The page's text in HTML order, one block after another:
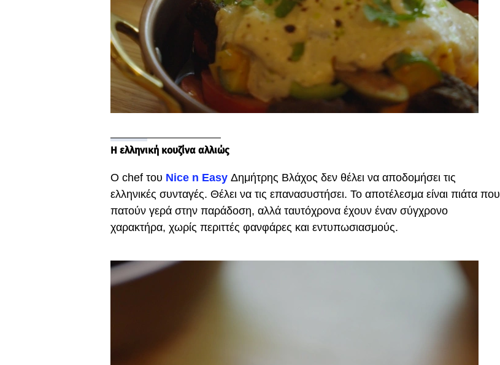
Η ελληνική κουζίνα αλλιώς
Ο chef του Nice n Easy Δημήτρης Βλάχος δεν θέλει να αποδομήσει τις
ελληνικές συνταγές. Θέλει να τις επανασυστήσει. Το αποτέλεσμα είναι πιάτα που
πατούν γερά στην παράδοση, αλλά ταυτόχρονα έχουν έναν σύγχρονο
χαρακτήρα, χωρίς περιττές φανφάρες και εντυπωσιασμούς.